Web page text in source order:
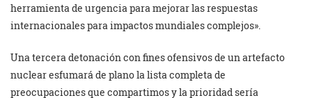
herramienta de urgencia para mejorar las respuestas
internacionales para impactos mundiales complejos».
Una tercera detonación con fines ofensivos de un artefacto
nuclear esfumará de plano la lista completa de
preocupaciones que compartimos y la prioridad sería